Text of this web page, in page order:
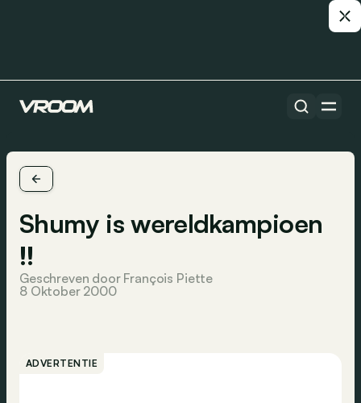
Shumy is wereldkampioen
!!
Geschreven door François Piette
8 Oktober 2000
ADVERTENTIE